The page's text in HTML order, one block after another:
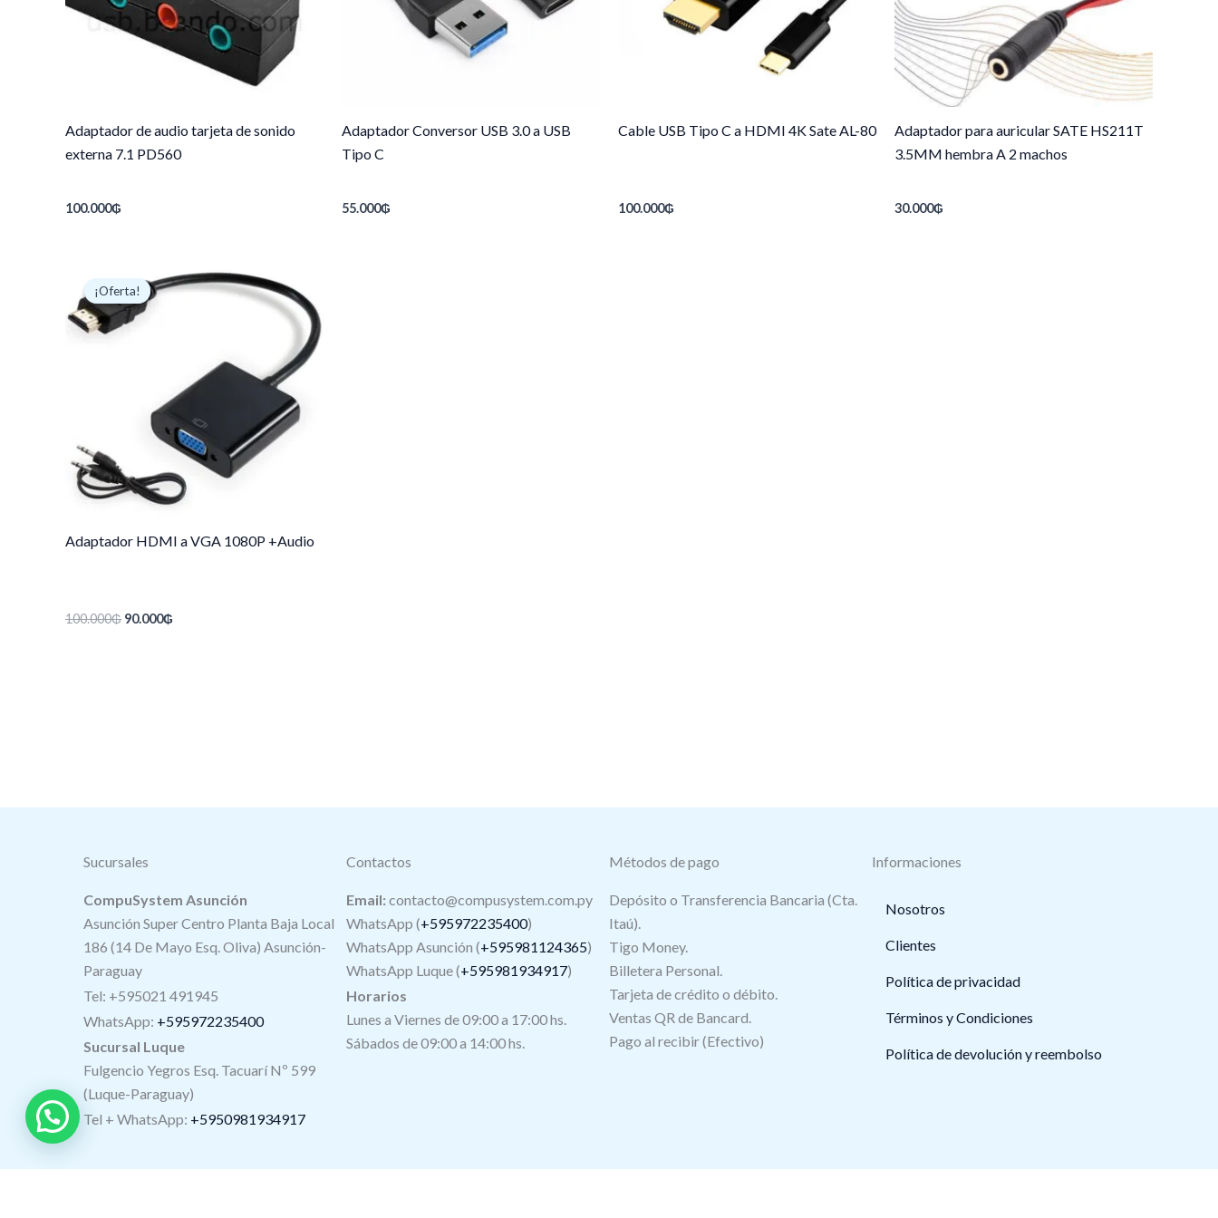
Adaptador de audio tarjeta de sonido
externa 7.1 PD560
100.000₲
Adaptador Conversor USB 3.0 a USB
Tipo C
55.000₲
Cable USB Tipo C a HDMI 4K Sate AL-80
100.000₲
Adaptador para auricular SATE HS211T
3.5MM hembra A 2 machos
30.000₲
¡Oferta!
¡Oferta!
Adaptador HDMI a VGA 1080P +Audio
100.000₲
precio
original
era:
90.000₲
precio
Sucursales Contactos Métodos de pago Informaciones
CompuSystem Asunción
Asunción Super Centro Planta Baja Local
186 (14 De Mayo Esq. Oliva) Asunción-
Paraguay
Tel: +595021 491945
WhatsApp: +595972235400
Sucursal Luque
Fulgencio Yegros Esq. Tacuarí Nº 599
(Luque-Paraguay)
Tel + WhatsApp: +5950981934917
Email: contacto@compusystem.com.py
WhatsApp (+595972235400)
WhatsApp Asunción (+595981124365)
WhatsApp Luque (+595981934917)
Horarios
Lunes a Viernes de 09:00 a 17:00 hs.
Sábados de 09:00 a 14:00 hs.
Depósito o Transferencia Bancaria (Cta.
Itaú).
Tigo Money.
Billetera Personal.
Tarjeta de crédito o débito.
Ventas QR de Bancard.
Pago al recibir (Efectivo)
Nosotros
Clientes
Política de privacidad
Términos y Condiciones
Política de devolución y reembolso